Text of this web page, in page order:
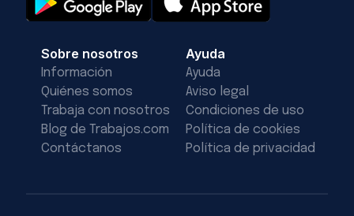
Sobre nosotros
Información
Quiénes somos
Trabaja con nosotros
Blog de Trabajos.com
Contáctanos
Ayuda
Ayuda
Aviso legal
Condiciones de uso
Política de cookies
Política de privacidad